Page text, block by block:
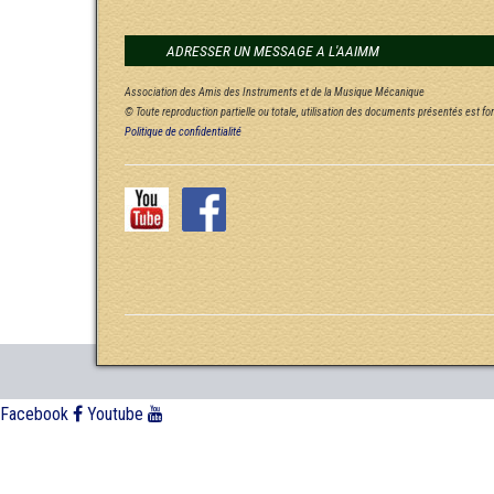
ADRESSER UN MESSAGE A L'AAIMM
Association des Amis des Instruments et de la Musique Mécanique
© Toute reproduction partielle ou totale, utilisation des documents présentés est
Politique de confidentialité
Facebook Youtube